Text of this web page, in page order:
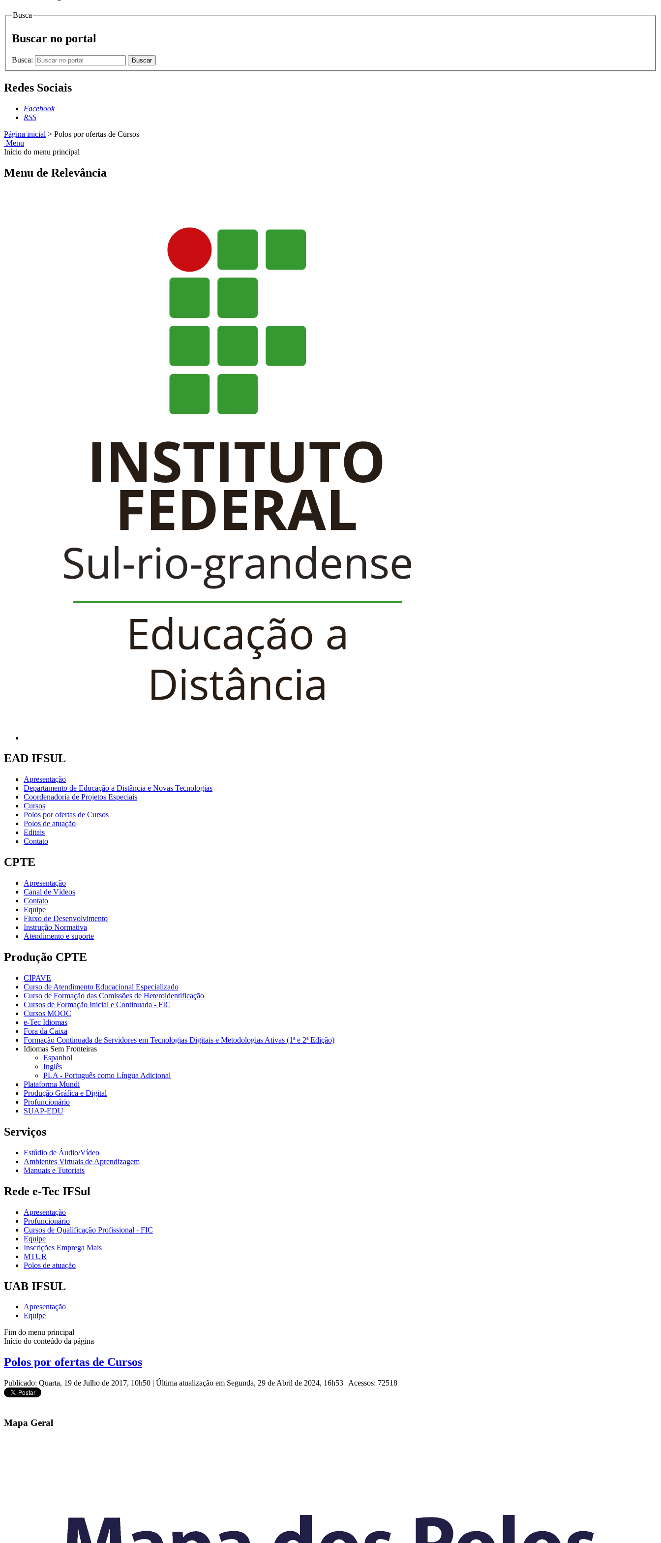
Busca
Buscar no portal
Busca: Buscar
Redes Sociais
Facebook
RSS
Página inicial > Polos por ofertas de Cursos
Menu
Início do menu principal
Menu de Relevância
EAD IFSUL
Apresentação
Departamento de Educação a Distância e Novas Tecnologias
Coordenadoria de Projetos Especiais
Cursos
Polos por ofertas de Cursos
Polos de atuação
Editais
Contato
CPTE
Apresentação
Canal de Vídeos
Contato
Equipe
Fluxo de Desenvolvimento
Instrução Normativa
Atendimento e suporte
Produção CPTE
CIPAVE
Curso de Atendimento Educacional Especializado
Curso de Formação das Comissões de Heteroidentificação
Cursos de Formação Inicial e Continuada - FIC
Cursos MOOC
e-Tec Idiomas
Fora da Caixa
Formação Continuada de Servidores em Tecnologias Digitais e Metodologias Ativas (1ª e 2ª Edição)
Idiomas Sem Fronteiras
Espanhol
Inglês
PLA - Português como Língua Adicional
Plataforma Mundi
Produção Gráfica e Digital
Profuncionário
SUAP-EDU
Serviços
Estúdio de Áudio/Vídeo
Ambientes Virtuais de Aprendizagem
Manuais e Tutoriais
Rede e-Tec IFSul
Apresentação
Profuncionário
Cursos de Qualificação Profissional - FIC
Equipe
Inscrições Emprega Mais
MTUR
Polos de atuação
UAB IFSUL
Apresentação
Equipe
Fim do menu principal
Início do conteúdo da página
Polos por ofertas de Cursos
Publicado: Quarta, 19 de Julho de 2017, 10h50 | Última atualização em Segunda, 29 de Abril de 2024, 16h53 | Acessos: 72518
Mapa Geral